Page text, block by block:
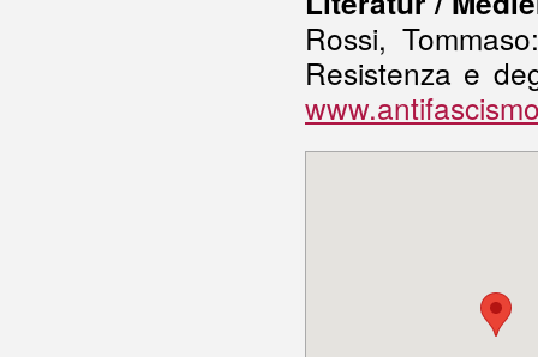
Rossi,
Resistenza e